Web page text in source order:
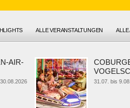
ALLE VERANSTALTUNGEN ALLE
AIR-
31.07. bis